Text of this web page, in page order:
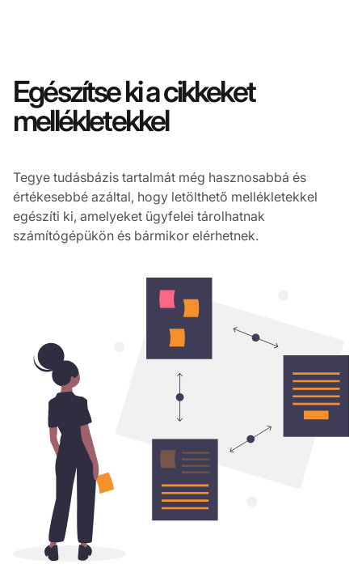
Egészítse ki a cikkeket
mellékletekkel
Tegye tudásbázis tartalmát még hasznosabbá és
értékesebbé azáltal, hogy letölthető mellékletekkel
egészíti ki, amelyeket ügyfelei tárolhatnak
számítógépükön és bármikor elérhetnek.